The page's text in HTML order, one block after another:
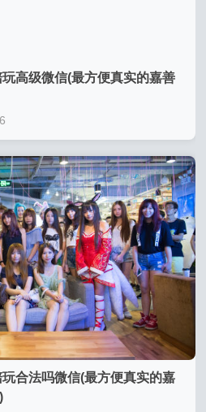
高级微信(最方便真实的嘉善
合法吗微信(最方便真实的嘉